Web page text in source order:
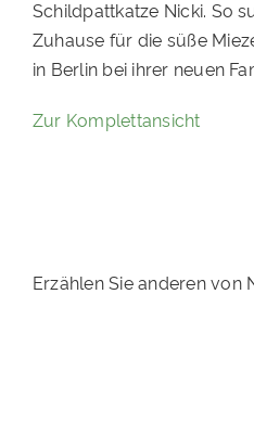
4KIDS
Schildpattkatze Nicki. So
Zuhause für die süße
in Berlin bei ihrer neuen
Zur Komplettansicht
Erzählen Sie anderen von